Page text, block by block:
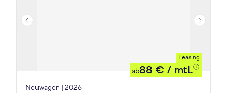
Leasing
ab88 € / mtl.
Neuwagen | 2026